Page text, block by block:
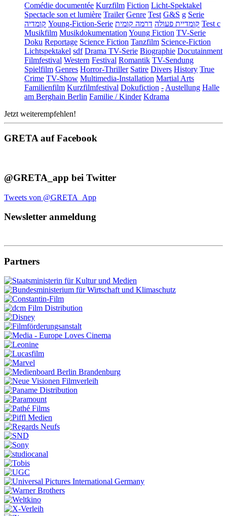
Comédie documentée Kurzfilm Fiction Licht-Spektakel
Spectacle son et lumière Trailer Genre Test G&S g Serie
קומדיה Young-Fiction-Serie קומדיית פעולה דרמה קומית
Test c
Musikfilm Musikdokumentation Young Fiction TV-Serie
Doku Reportage Science Fiction Tanzfilm Science-Fiction
Lichtspektakel sdf Drama TV-Serie Biographie Docutainment
Filmfestival Western Festival Romantik TV-Sendung
Spielfilm Genres Horror-Thriller Satire Divers History True
Crime TV-Show Multimedia-Installation Martial Arts
Familienfilm Kurzfilmfestival Dokufiction - Austellung Halle
am Berghain Berlin Familie / Kinder Kdrama
Jetzt weiterempfehlen!
GRETA auf Facebook
@GRETA_app bei Twitter
Tweets von @GRETA_App
Newsletter anmeldung
Partners